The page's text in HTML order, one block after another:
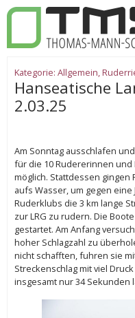
Kategorie: Allgemein,
Hanseatische
2.03.25
Am Sonntag ausschlafen
für die 10 Rudererinnen und
möglich. Stattdessen gingen
aufs Wasser, um gegen
Ruderklubs die 3 km lange
zur LRG zu rudern. Die
gestartet. Am Anfang
hoher Schlagzahl zu
nicht schafften, fuhren sie
Streckenschlag mit viel
insgesamt nur 34 Sekunden